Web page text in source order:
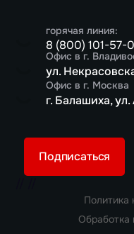
горячая линия:
8 (800) 101-57-
Офис в г.
ул.
Офис в г. Москва
г. Балашиха,
Подписаться
Политика
Обработка